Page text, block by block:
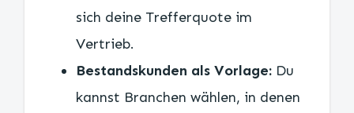
sich deine Trefferquote im
Vertrieb.
Bestandskunden als Vorlage: Du
kannst Branchen wählen, in denen